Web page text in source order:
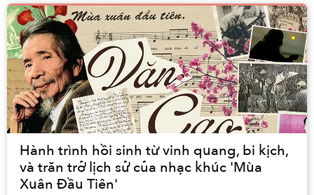
Hành trình hồi sinh từ vinh quang, bi kịch,
và trăn trở lịch sử của nhạc khúc 'Mùa
Xuân Đầu Tiên'